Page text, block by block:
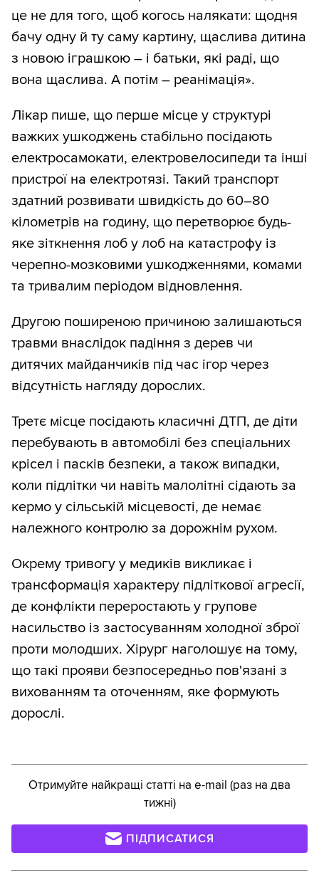
це не для того, щоб когось налякати: щодня
бачу одну й ту саму картину, щаслива дитина
з новою іграшкою – і батьки, які раді, що
вона щаслива. А потім – реанімація».
Лікар пише, що перше місце у структурі
важких ушкоджень стабільно посідають
електросамокати, електровелосипеди та інші
пристрої на електротязі. Такий транспорт
здатний розвивати швидкість до 60–80
кілометрів на годину, що перетворює будь-
яке зіткнення лоб у лоб на катастрофу із
черепно-мозковими ушкодженнями, комами
та тривалим періодом відновлення.
Другою поширеною причиною залишаються
травми внаслідок падіння з дерев чи
дитячих майданчиків під час ігор через
відсутність нагляду дорослих.
Третє місце посідають класичні ДТП, де діти
перебувають в автомобілі без спеціальних
крісел і пасків безпеки, а також випадки,
коли підлітки чи навіть малолітні сідають за
кермо у сільській місцевості, де немає
належного контролю за дорожнім рухом.
Окрему тривогу у медиків викликає і
трансформація характеру підліткової агресії,
де конфлікти переростають у групове
насильство із застосуванням холодної зброї
проти молодших. Хірург наголошує на тому,
що такі прояви безпосередньо пов'язані з
вихованням та оточенням, яке формують
дорослі.
Отримуйте найкращі статті на e-mail (раз на два
тижні)
ПІДПИСАТИСЯ